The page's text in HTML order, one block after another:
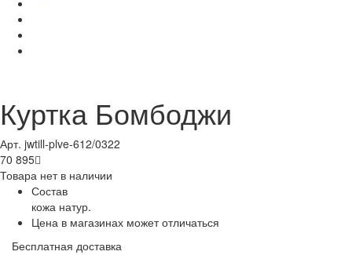
Куртка Бомбоджи
Арт. jwtill-plve-612/0322
70 895
Товара нет в наличии
Состав
кожа натур.
Цена в магазинах может отличаться
Бесплатная доставка